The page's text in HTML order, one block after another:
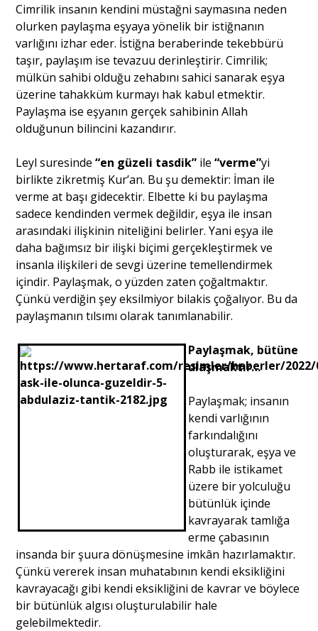
Cimrilik insanın kendini müstağni saymasına neden
olurken paylaşma eşyaya yönelik bir istiğnanın
varlığını izhar eder. İstiğna beraberinde tekebbürü
taşır, paylaşım ise tevazuu derinleştirir. Cimrilik;
mülkün sahibi olduğu zehabını sahici sanarak eşya
üzerine tahakküm kurmayı hak kabul etmektir.
Paylaşma ise eşyanın gerçek sahibinin Allah
olduğunun bilincini kazandırır.
Leyl suresinde“en güzeli tasdik” ile “verme”yi
birlikte zikretmiş Kur’an. Bu şu demektir: İman ile
verme at başı gidecektir. Elbette ki bu paylaşma
sadece kendinden vermek değildir, eşya ile insan
arasındaki ilişkinin niteliğini belirler. Yani eşya ile
daha bağımsız bir ilişki biçimi gerçekleştirmek ve
insanla ilişkileri de sevgi üzerine temellendirmek
içindir. Paylaşmak, o yüzden zaten çoğaltmaktır.
Çünkü verdiğin şey eksilmiyor bilakis çoğalıyor. Bu da
paylaşmanın tılsımı olarak tanımlanabilir.
Paylaşmak, bütüne
ulaşmaktır…
Paylaşmak; insanın
kendi varlığının
farkındalığını
oluşturarak, eşya ve
Rabb ile istikamet
üzere bir yolculuğu
bütünlük içinde
kavrayarak tamlığa
erme çabasının
insanda bir şuura dönüşmesine imkân hazırlamaktır.
Çünkü vererek insan muhatabının kendi eksikliğini
kavrayacağı gibi kendi eksikliğini de kavrar ve böylece
bir bütünlük algısı oluşturulabilir hale
gelebilmektedir.